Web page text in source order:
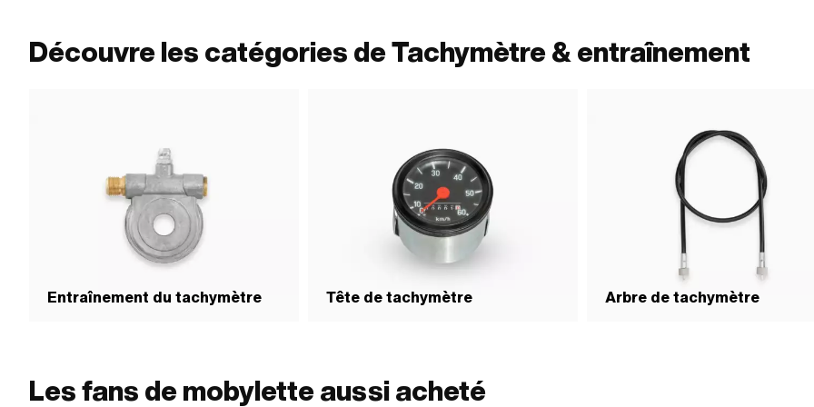
Découvre les catégories de Tachymètre & entraînement
Entraînement du tachymètre Tête de tachymètre Arbre de tachymètre
Les fans de mobylette aussi acheté